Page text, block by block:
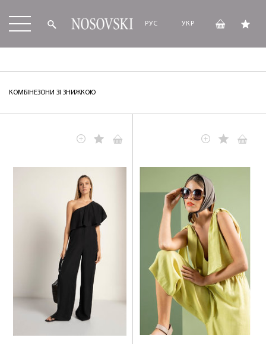
РУС УКР
КОМБІНЕЗОНИ ЗІ ЗНИЖКОЮ
ЛАСКАВО ПРОСИМО ДО
NOSOVSKI.COM! ПРИЙМІТЬ ВІД НАС